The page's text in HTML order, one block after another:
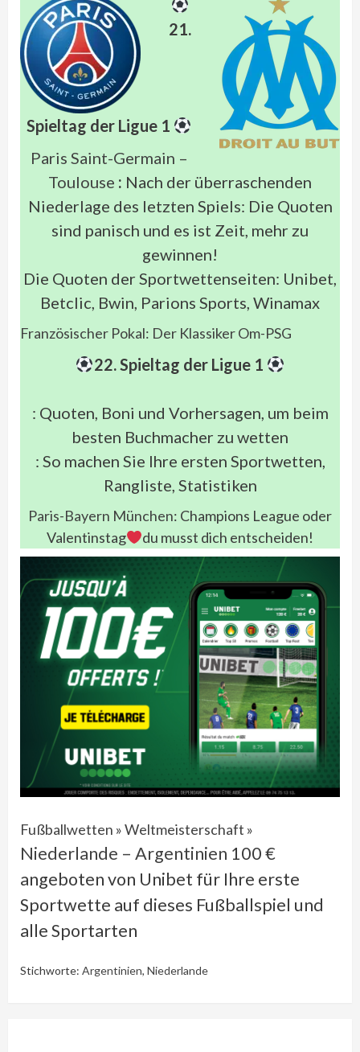
21.
Spieltag der Ligue 1
Paris Saint-Germain –
Toulouse : Nach der überraschenden
Niederlage des letzten Spiels: Die Quoten
sind panisch und es ist Zeit, mehr zu
gewinnen!
Die Quoten der Sportwettenseiten: Unibet,
Betclic, Bwin, Parions Sports, Winamax
Französischer Pokal: Der Klassiker Om-PSG
22. Spieltag der Ligue 1
: Quoten, Boni und Vorhersagen, um beim
besten Buchmacher zu wetten
: So machen Sie Ihre ersten Sportwetten,
Rangliste, Statistiken
Paris-Bayern München: Champions League oder
Valentinstag
du musst dich entscheiden!
Fußballwetten »Weltmeisterschaft »
Niederlande – Argentinien 100 €
angeboten von Unibet für Ihre erste
Sportwette auf dieses Fußballspiel und
alle Sportarten
Stichworte: Argentinien, Niederlande